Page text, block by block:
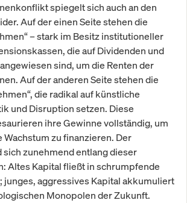
spiegelt sich auch an den
Auf der einen Seite stehen die
– stark im Besitz institutioneller
die auf Dividenden und
sind, um die Renten der
Auf der anderen Seite stehen die
die radikal auf künstliche
und Disruption setzen. Diese
ihre Gewinne vollständig, um
zu finanzieren. Der
zunehmend entlang dieser
Altes Kapital fließt in schrumpfende
junges, aggressives Kapital akkumuliert
Monopolen der Zukunft.